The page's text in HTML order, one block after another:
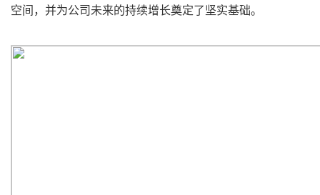
空间，并为公司未来的持续增长奠定了坚实基础。